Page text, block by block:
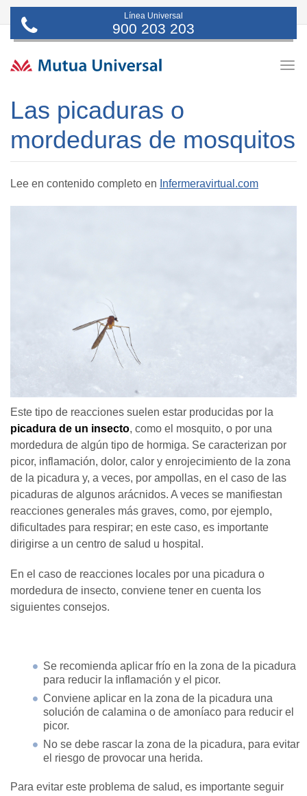
Línea Universal
900 203 203
Las picaduras o
mordeduras de mosquitos
Lee en contenido completo en Infermeravirtual.com
Este tipo de reacciones suelen estar producidas por la
picadura de un insecto, como el mosquito, o por una
mordedura de algún tipo de hormiga. Se caracterizan por
picor, inflamación, dolor, calor y enrojecimiento de la zona
de la picadura y, a veces, por ampollas, en el caso de las
picaduras de algunos arácnidos. A veces se manifiestan
reacciones generales más graves, como, por ejemplo,
dificultades para respirar; en este caso, es importante
dirigirse a un centro de salud u hospital.
En el caso de reacciones locales por una picadura o
mordedura de insecto, conviene tener en cuenta los
siguientes consejos.
Se recomienda aplicar frío en la zona de la picadura
para reducir la inflamación y el picor.
Conviene aplicar en la zona de la picadura una
solución de calamina o de amoníaco para reducir el
picor.
No se debe rascar la zona de la picadura, para evitar
el riesgo de provocar una herida.
Para evitar este problema de salud, es importante seguir